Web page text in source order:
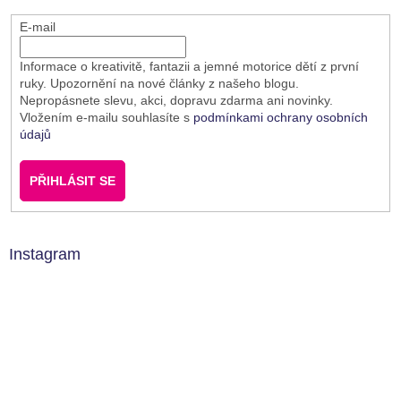
E-mail
Informace o kreativitě, fantazii a jemné motorice dětí z první
ruky. Upozornění na nové články z našeho blogu.
Nepropásnete slevu, akci, dopravu zdarma ani novinky.
Vložením e-mailu souhlasíte s podmínkami ochrany osobních
údajů
PŘIHLÁSIT SE
Instagram